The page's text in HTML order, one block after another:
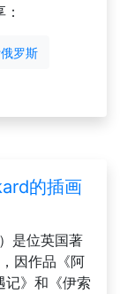
罗斯
的插画
是位英国著
因作品《阿
记》和《伊索